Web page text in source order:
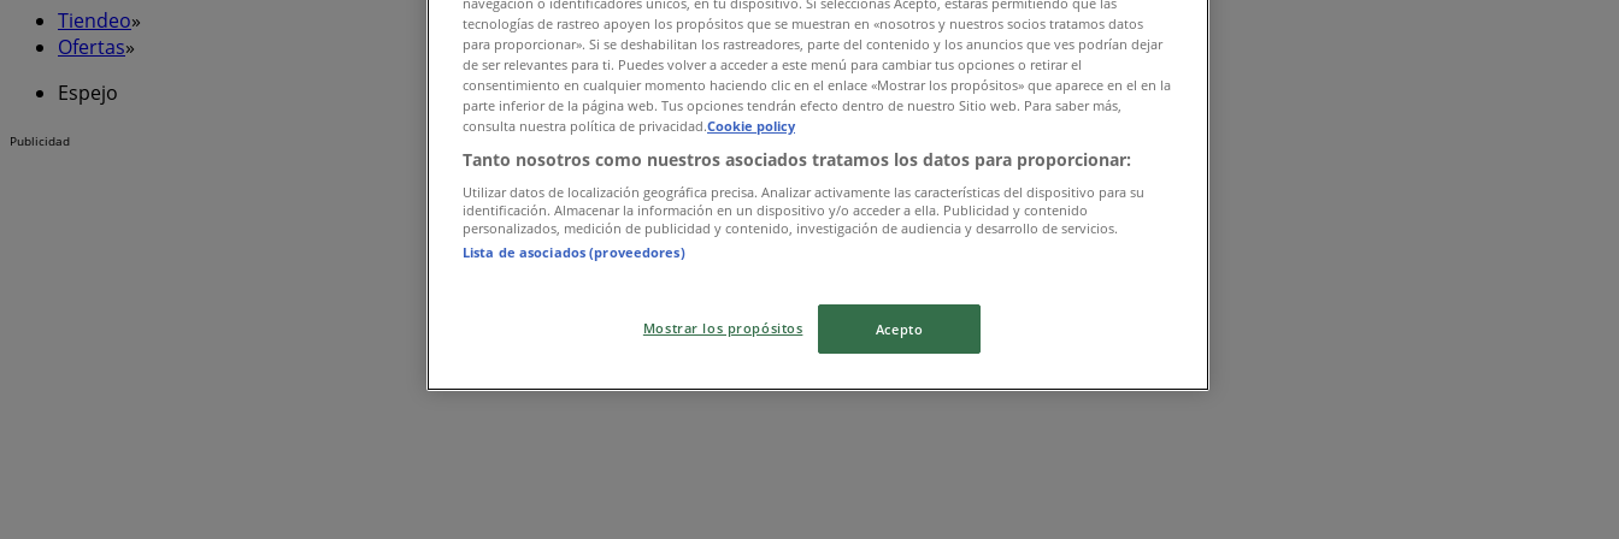
Tiendeo»
Ofertas»
Espejo
Publicidad
tecnologías de rastreo apoyen los propósitos que se muestran en «nosotros y nuestros socios tratamos datos
para proporcionar». Si se deshabilitan los rastreadores, parte del contenido y los anuncios que ves podrían dejar
de ser relevantes para ti. Puedes volver a acceder a este menú para cambiar tus opciones o retirar el
consentimiento en cualquier momento haciendo clic en el enlace «Mostrar los propósitos» que aparece en el en la
parte inferior de la página web. Tus opciones tendrán efecto dentro de nuestro Sitio web. Para saber más,
consulta nuestra política de privacidad.Cookie policy
Tanto nosotros como nuestros asociados tratamos los datos para proporcionar:
Utilizar datos de localización geográfica precisa. Analizar activamente las características del dispositivo para su
identificación. Almacenar la información en un dispositivo y/o acceder a ella. Publicidad y contenido
personalizados, medición de publicidad y contenido, investigación de audiencia y desarrollo de servicios.
Lista de asociados (proveedores)
Mostrar los propósitos Acepto